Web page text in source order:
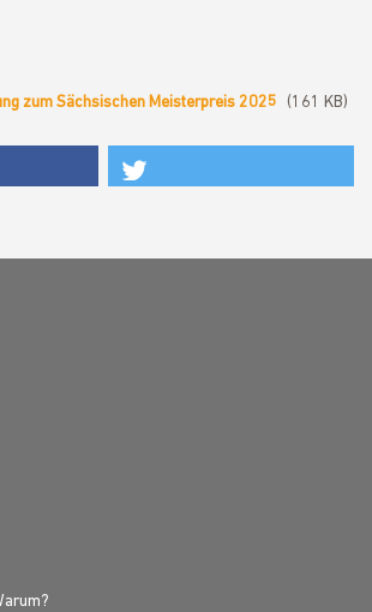
zum Sächsischen Meisterpreis 2025 (161 KB)